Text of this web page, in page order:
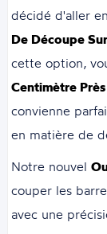
décidé d'aller
De Découpe
cette option,
Centimètre Près
convienne
en matière de
Notre nouvel
couper les
avec une